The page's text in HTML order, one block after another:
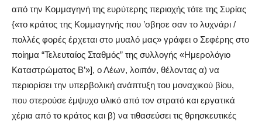
από την Κομμαγηνή της ευρύτερης περιοχής τότε της Συρίας
{«το κράτος της Κομμαγηνής που ’σβησε σαν το λυχνάρι /
πολλές φορές έρχεται στο μυαλό μας» γράφει ο Σεφέρης στο
ποίημα “Τελευταίος Σταθμός” της συλλογής «Ημερολόγιο
Καταστρώματος Β’»], ο Λέων, λοιπόν, θέλοντας α) να
περιορίσει την υπερβολική ανάπτυξη του μοναχικού βίου,
που στερούσε έμψυχο υλικό από τον στρατό και εργατικά
χέρια από το κράτος και β) να τιθασεύσει τις θρησκευτικές